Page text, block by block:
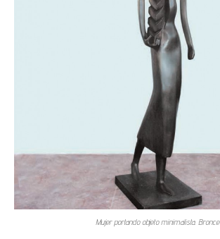
Mujer portando objeto minimalista. Bronce